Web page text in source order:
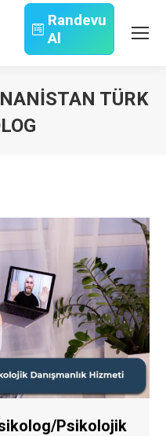
Randevu
Al
TÜRK
Psikolojik